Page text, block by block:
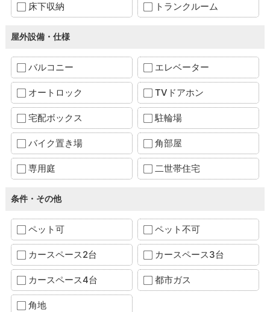
床下収納 トランクルーム
屋外設備・仕様
バルコニー エレベーター
オートロック TVドアホン
宅配ボックス 駐輪場
バイク置き場 角部屋
専用庭 二世帯住宅
条件・その他
ペット可 ペット不可
カースペース2台 カースペース3台
カースペース4台 都市ガス
角地